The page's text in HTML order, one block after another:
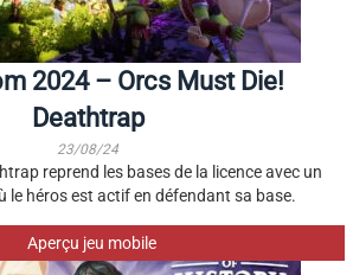
2024 – Orcs Must Die!
Deathtrap
23/08/24
reprend les bases de la licence avec un
le héros est actif en défendant sa base.
Aperçu jeu mobile